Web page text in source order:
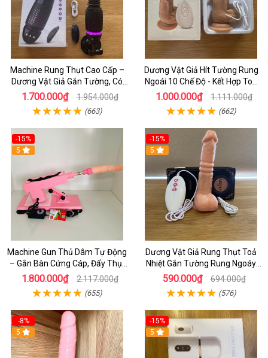
Machine Rung Thụt Cao Cấp –
Dương Vật Giả Gắn Tường, Có
Tỏa Nhiệt & Điều Khiển Từ Xa
1.700.000₫ 1.954.000₫
(663)
Dương Vật Giả Hít Tường Rung
Ngoái 10 Chế Độ - Kết Hợp Toả
Nhiêt Và Điều Khiển Bằng Dây
1.000.000₫ 1.111.000₫
(662)
-15%
5
Machine Gun Thủ Dâm Tự Động
– Gắn Bàn Cứng Cáp, Đẩy Thụt
Cực Mạnh, Tặng Kèm Dương
Vật Giả
1.800.000₫ 2.117.000₫
(655)
-15%
5
Dương Vật Giả Rung Thụt Toả
Nhiệt Gắn Tường Rung Ngoáy
Cực Phê, Tự Sướng Nữ Siêu Phê
590.000₫ 694.000₫
(576)
-8%
5
-15%
5